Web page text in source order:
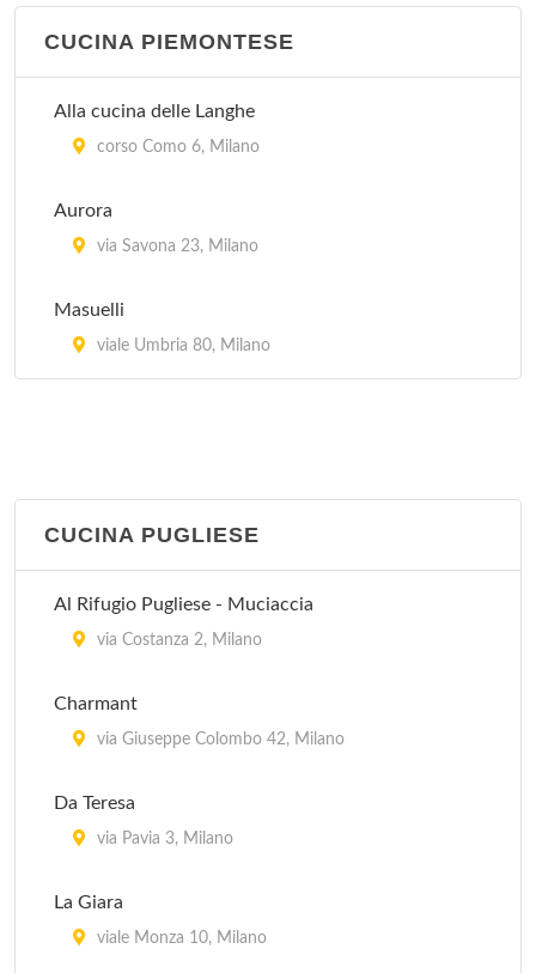
Cantina Piemontese
Casa Fontana 23 Risotti
Da Berti
Da Francesca
viale Argonne 32, Milano
CUCINA PIEMONTESE
Alla cucina delle Langhe
corso Como 6, Milano
Aurora
via Savona 23, Milano
Masuelli
viale Umbria 80, Milano
CUCINA PUGLIESE
Al Rifugio Pugliese - Muciaccia
via Costanza 2, Milano
Charmant
via Giuseppe Colombo 42, Milano
Da Teresa
via Pavia 3, Milano
La Giara
viale Monza 10, Milano